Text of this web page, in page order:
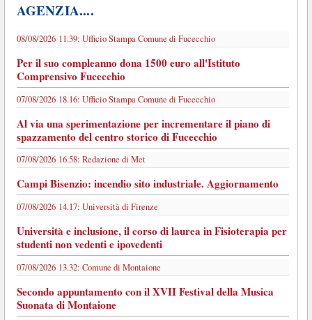
AGENZIA....
08/08/2026 11.39: Ufficio Stampa Comune di Fucecchio
Per il suo compleanno dona 1500 euro all'Istituto
Comprensivo Fucecchio
07/08/2026 18.16: Ufficio Stampa Comune di Fucecchio
Al via una sperimentazione per incrementare il piano di
spazzamento del centro storico di Fucecchio
07/08/2026 16.58: Redazione di Met
Campi Bisenzio: incendio sito industriale. Aggiornamento
07/08/2026 14.17: Università di Firenze
Università e inclusione, il corso di laurea in Fisioterapia per
studenti non vedenti e ipovedenti
07/08/2026 13.32: Comune di Montaione
Secondo appuntamento con il XVII Festival della Musica
Suonata di Montaione